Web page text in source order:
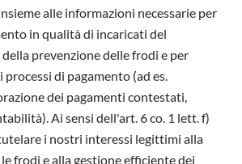
alle informazioni necessarie per
in qualità di incaricati del
prevenzione delle frodi e per
di pagamento (ad es.
dei pagamenti contestati,
Ai sensi dell'art. 6 co. 1 lett. f)
i nostri interessi legittimi alla
frodi e alla gestione efficiente dei